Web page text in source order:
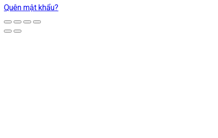
Quên mật khẩu?